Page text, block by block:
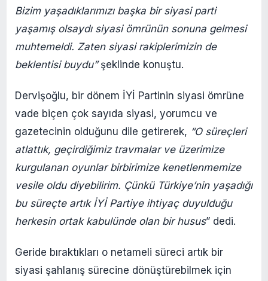
Bizim yaşadıklarımızı başka bir siyasi parti
yaşamış olsaydı siyasi ömrünün sonuna gelmesi
muhtemeldi. Zaten siyasi rakiplerimizin de
beklentisi buydu”şeklinde konuştu.
Dervişoğlu, bir dönem İYİ Partinin siyasi ömrüne
vade biçen çok sayıda siyasi, yorumcu ve
gazetecinin olduğunu dile getirerek, “O süreçleri
atlattık, geçirdiğimiz travmalar ve üzerimize
kurgulanan oyunlar birbirimize kenetlenmemize
vesile oldu diyebilirim. Çünkü Türkiye’nin yaşadığı
bu süreçte artık İYİ Partiye ihtiyaç duyulduğu
herkesin ortak kabulünde olan bir husus” dedi.
Geride bıraktıkları o netameli süreci artık bir
siyasi şahlanış sürecine dönüştürebilmek için